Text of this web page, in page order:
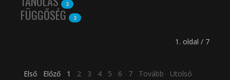
3
FÜGGŐSÉG 3
1. oldal / 7
Első Előző 1 2 3 4 5 6 7 Tovább Utolsó